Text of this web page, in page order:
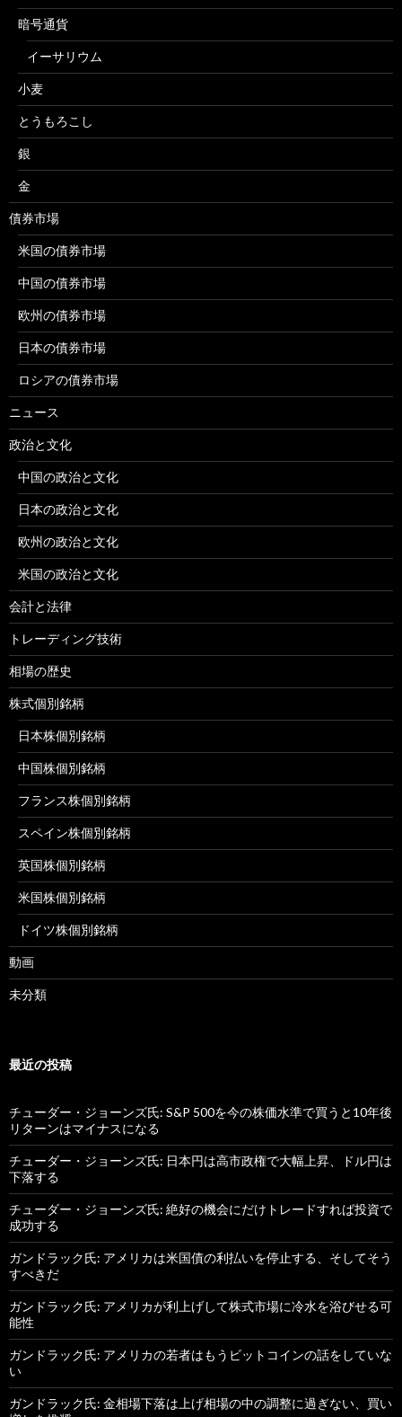
暗号通貨
イーサリウム
小麦
とうもろこし
銀
金
債券市場
米国の債券市場
中国の債券市場
欧州の債券市場
日本の債券市場
ロシアの債券市場
ニュース
政治と文化
中国の政治と文化
日本の政治と文化
欧州の政治と文化
米国の政治と文化
会計と法律
トレーディング技術
相場の歴史
株式個別銘柄
日本株個別銘柄
中国株個別銘柄
フランス株個別銘柄
スペイン株個別銘柄
英国株個別銘柄
米国株個別銘柄
ドイツ株個別銘柄
動画
未分類
最近の投稿
チューダー・ジョーンズ氏: S&P 500を今の株価水準で買うと10年後
リターンはマイナスになる
チューダー・ジョーンズ氏: 日本円は高市政権で大幅上昇、ドル円は
下落する
チューダー・ジョーンズ氏: 絶好の機会にだけトレードすれば投資で
成功する
ガンドラック氏: アメリカは米国債の利払いを停止する、そしてそう
すべきだ
ガンドラック氏: アメリカが利上げして株式市場に冷水を浴びせる可
能性
ガンドラック氏: アメリカの若者はもうビットコインの話をしていな
い
ガンドラック氏: 金相場下落は上げ相場の中の調整に過ぎない、買い